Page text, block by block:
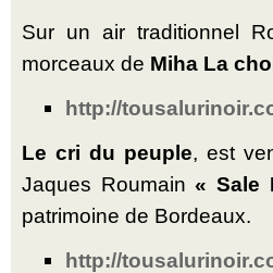
Sur un air traditionnel
morceaux de Miha La
http://
Le cri du peuple, est
Jaques Roumain« Sale
patrimoine de Bordeaux.
http://